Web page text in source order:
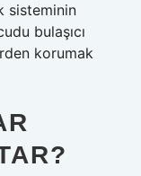
sisteminin
bulaşıcı
korumak